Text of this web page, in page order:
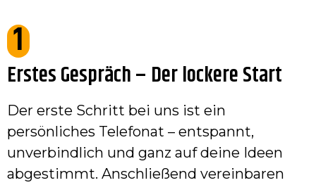
1
Erstes Gespräch – Der lockere Start
Der erste Schritt bei uns ist ein
persönliches Telefonat – entspannt,
unverbindlich und ganz auf deine Ideen
abgestimmt. Anschließend vereinbaren